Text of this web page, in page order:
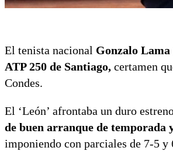
El tenista nacional Gonzalo
ATP 250 de Santiago, certamen
Condes.
El ‘León’ afrontaba un duro
de buen arranque de temporada
imponiendo con parciales de 7-5 y